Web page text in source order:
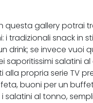
questa gallery potrai
i tradizionali snack in
drink; se invece vuoi
saporitissimi salatini
propria serie TV
buoni per un
al tonno,